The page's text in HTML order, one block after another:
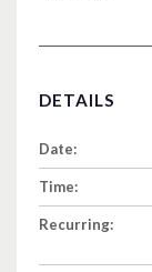
DETAILS
Date:
Time:
Recurring: